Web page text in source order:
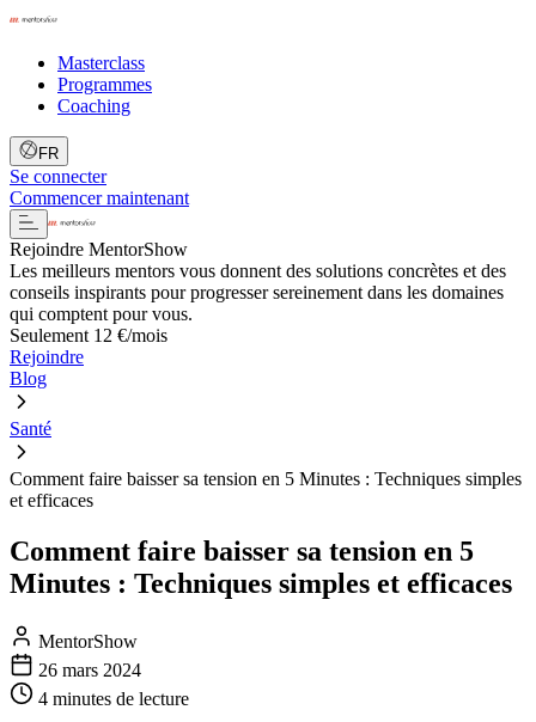
Masterclass
Programmes
Coaching
FR
Se connecter
Commencer maintenant
Rejoindre MentorShow
Les meilleurs mentors vous donnent des solutions concrètes et des
conseils inspirants pour progresser sereinement dans les domaines
qui comptent pour vous.
Seulement 12 €/mois
Rejoindre
Blog
Santé
Comment faire baisser sa tension en 5 Minutes : Techniques simples
et efficaces
Comment faire baisser sa tension en 5
Minutes : Techniques simples et efficaces
MentorShow
26 mars 2024
4 minutes de lecture